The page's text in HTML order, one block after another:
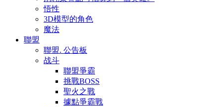
悟性
3D模型的角色
魔法
聯盟
聯盟. 公告板
战斗
聯盟爭霸
挑戰BOSS
聖火之戰
據點爭霸戰